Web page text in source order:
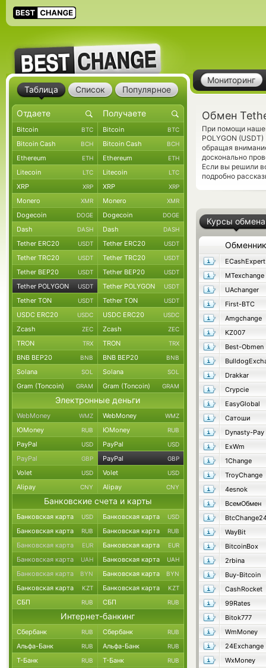
Мониторинг
Обмен
При помощи
POLYGON (USDT)
обращая
досконально
Если вы решили
подробно
Курсы обмена
Обменник
ECashExpert
MTexchange
UAchanger
First-BTC
Amgchange
KZ007
Best-Obmen
Drakkar
Crypcie
EasyGlobal
Сатоши
Dynasty-Pay
ExWm
1Change
TroyChange
4esnok
ВсемОбмен
WayBit
BitcoinBox
2rbina
Buy-Bitcoin
CashRocket
99Rates
Bitok777
WmMoney
24Exchange
WxMoney
Таблица Список Популярное
Bitcoin BTC Bitcoin BTC
Bitcoin Cash BCH Bitcoin Cash BCH
Ethereum ETH Ethereum ETH
Litecoin LTC Litecoin LTC
XRP XRP XRP XRP
Monero XMR Monero XMR
Dogecoin DOGE Dogecoin DOGE
Dash DASH Dash DASH
Tether ERC20 USDT Tether ERC20 USDT
Tether TRC20 USDT Tether TRC20 USDT
Tether BEP20 USDT Tether BEP20 USDT
Tether POLYGON USDT Tether POLYGON USDT
Tether TON USDT Tether TON USDT
USDC ERC20 USDC USDC ERC20 USDC
Zcash ZEC Zcash ZEC
TRON TRX TRON TRX
BNB BEP20 BNB BNB BEP20 BNB
Solana SOL Solana SOL
Gram (Toncoin) GRAM Gram (Toncoin) GRAM
Электронные деньги
WebMoney WMZ WebMoney WMZ
ЮMoney RUB ЮMoney RUB
PayPal USD PayPal USD
PayPal GBP PayPal GBP
Volet USD Volet USD
Alipay CNY Alipay CNY
Банковские счета и карты
Банковская карта USD Банковская карта USD
Банковская карта RUB Банковская карта RUB
Банковская карта EUR Банковская карта EUR
Банковская карта UAH Банковская карта UAH
Банковская карта BYN Банковская карта BYN
Банковская карта KZT Банковская карта KZT
СБП RUB СБП RUB
Интернет-банкинг
Сбербанк RUB Сбербанк RUB
Альфа-Банк RUB Альфа-Банк RUB
Т-Банк RUB Т-Банк RUB